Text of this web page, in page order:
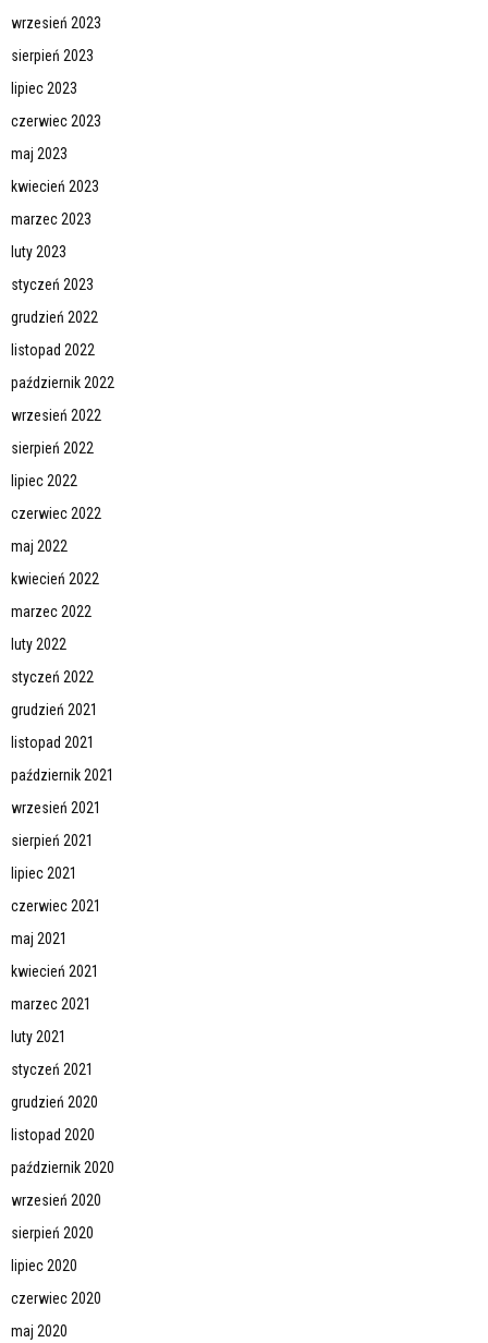
wrzesień 2023
sierpień 2023
lipiec 2023
czerwiec 2023
maj 2023
kwiecień 2023
marzec 2023
luty 2023
styczeń 2023
grudzień 2022
listopad 2022
październik 2022
wrzesień 2022
sierpień 2022
lipiec 2022
czerwiec 2022
maj 2022
kwiecień 2022
marzec 2022
luty 2022
styczeń 2022
grudzień 2021
listopad 2021
październik 2021
wrzesień 2021
sierpień 2021
lipiec 2021
czerwiec 2021
maj 2021
kwiecień 2021
marzec 2021
luty 2021
styczeń 2021
grudzień 2020
listopad 2020
październik 2020
wrzesień 2020
sierpień 2020
lipiec 2020
czerwiec 2020
maj 2020